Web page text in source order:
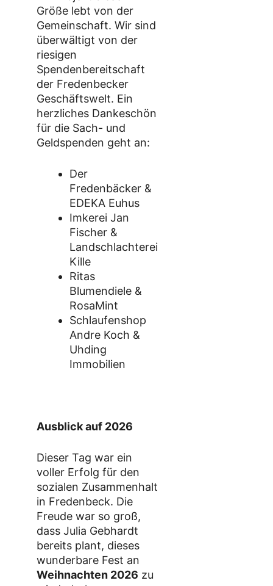
Größe lebt von der
Gemeinschaft. Wir sind
überwältigt von der
riesigen
Spendenbereitschaft
der Fredenbecker
Geschäftswelt. Ein
herzliches Dankeschön
für die Sach- und
Geldspenden geht an:
Der
Fredenbäcker &
EDEKA Euhus
Imkerei Jan
Fischer &
Landschlachterei
Kille
Ritas
Blumendiele &
RosaMint
Schlaufenshop
Andre Koch &
Uhding
Immobilien
Ausblick auf 2026
Dieser Tag war ein
voller Erfolg für den
sozialen Zusammenhalt
in Fredenbeck. Die
Freude war so groß,
dass Julia Gebhardt
bereits plant, dieses
wunderbare Fest an
Weihnachten 2026 zu